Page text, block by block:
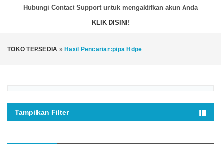
Hubungi Contact Support untuk mengaktifkan akun Anda
KLIK DISINI!
TOKO TERSEDIA » Hasil Pencarian:pipa Hdpe
Tampilkan Filter